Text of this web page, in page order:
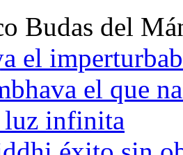
Budas del
el
el que
luz infinita